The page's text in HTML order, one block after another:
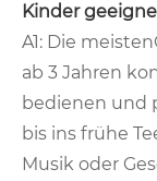
Kinder
A1: Die meisten
ab 3 Jahren
bedienen und
bis ins frühe
Musik oder